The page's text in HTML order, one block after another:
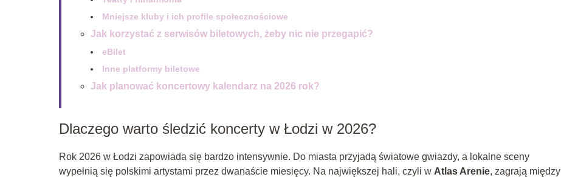
Mniejsze kluby i ich profile społecznościowe
Jak korzystać z serwisów biletowych, żeby nic nie przegapić?
eBilet
Inne platformy biletowe
Jak planować koncertowy kalendarz na 2026 rok?
Dlaczego warto śledzić koncerty w Łodzi w 2026?
Rok 2026 w Łodzi zapowiada się bardzo intensywnie. Do miasta przyjadą światowe gwiazdy, a lokalne sceny
wypełnią się polskimi artystami przez dwanaście miesięcy. Na największej hali, czyli w Atlas Arenie, zagrają między